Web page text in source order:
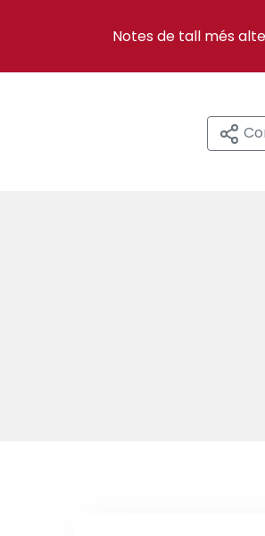
Notes de tall més